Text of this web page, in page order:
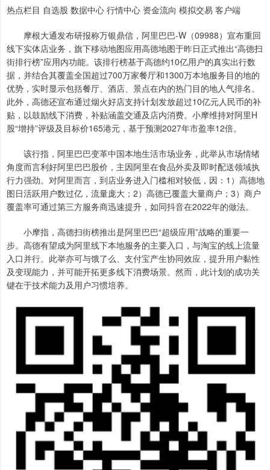
热点栏目 自选股 数据中心 行情中心 资金流向 模拟交易 客户端
摩根大通发布研报称万银鼎信，阿里巴巴-W（09988）宣布重回
线下实体店业务，旗下移动地图应用高德地图于昨日正式推出“高德扫
街排行榜”应用内功能。该排行榜基于高德约10亿用户的真实出行数
据，并结合其覆盖全国超过700万家餐厅和1300万本地服务目的地的
优势，实时显示包括餐厅、酒店、景点在内的热门目的地人气排名。
此外，高德还宣布通过烟火好店支持计划发放超过10亿元人民币的补
贴，以鼓励线下消费，补贴涵盖交通及店内消费。小摩维持对阿里H
股“增持”评级及目标价165港元，基于预测2027年市盈率12倍。
该行指，阿里巴巴变革中国本地生活市场业务，此举从市场情绪
角度而言利好阿里巴巴股价，主因阿里在食品外卖及即时配送领域执
行力强劲。对阿里而言，到店业务进入门槛相对较低，因：1）高德地
图日活跃用户数过亿，流量庞大；2）高德已覆盖大量商户；3）商户
覆盖率可通过第三方服务商迅速提升，如同抖音在2022年的做法。
小摩指，高德扫街榜推出是阿里巴巴“超级应用”战略的重要一
步。高德有望成为阿里线下本地服务的主要入口，与淘宝的线上流量
入口并行。此举亦可与饿了么、支付宝产生协同效应，提升用户黏性
及变现能力，并可能开拓更多线下消费场景。然而，此计划的成功关
键在于技术能力及用户习惯培养。